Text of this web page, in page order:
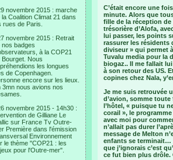
novembre 2015 : marche
la Coalition Climat 21 dans
rues de Paris.
novembre 2015 : Retrait
nos badges
à la COP21
Bourget. Nous
les longues
de Copenhagen.
encore sur les lieux.
3mn nous avions nos
novembre 2015 - 14h30 :
de Gilliane Le
sur France Tv Outre-
Première dans l'émission
Environnement
le thème "COP21 : les
pour l'Outre-mer".
C’était encore une
minute. Alors que
fille de la réception de
trésorière d’Alofa,
lui passer, les points
rassurer les résidents
diviseur » qui permet
Tuvalu media pour la
biogaz.. Il me fallait
à son retour des US.
copines chez Nala,
Je me suis retrouvée
d’avion, somme toute
l’hôtel, « puisque tu
corail », le programme
avec moi pour
n’allait pas durer
message de Melton
enfants se terminait…
que j’ignorais c’est
ce fut bien plus drôle.